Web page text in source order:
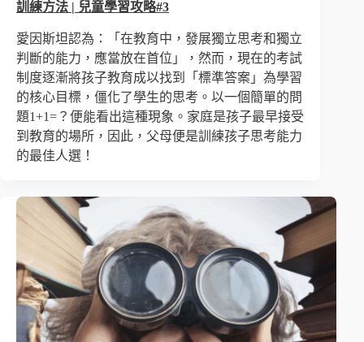
訓練方法 | 兒童學習攻略#3
愛因斯坦認為：「在教育中，發展獨立思考和獨立
判斷的能力，應當放在首位」，然而，現在的考試
制度逐漸將孩子教育成以找到「標準答案」為學習
的核心目標，僵化了學生的思考。以一個簡單的問
題1+1=？便能看出這種現象。家庭是孩子最早接受
到教育的場所，因此，父母便是訓練孩子思考能力
的最佳人選！